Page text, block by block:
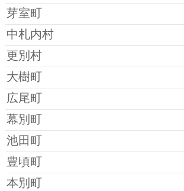
芽室町
中札内村
更別村
大樹町
広尾町
幕別町
池田町
豊頃町
本別町